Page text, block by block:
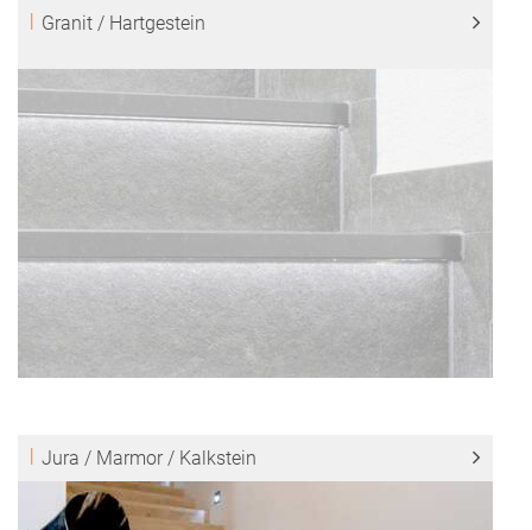
Granit / Hartgestein
Jura / Marmor / Kalkstein